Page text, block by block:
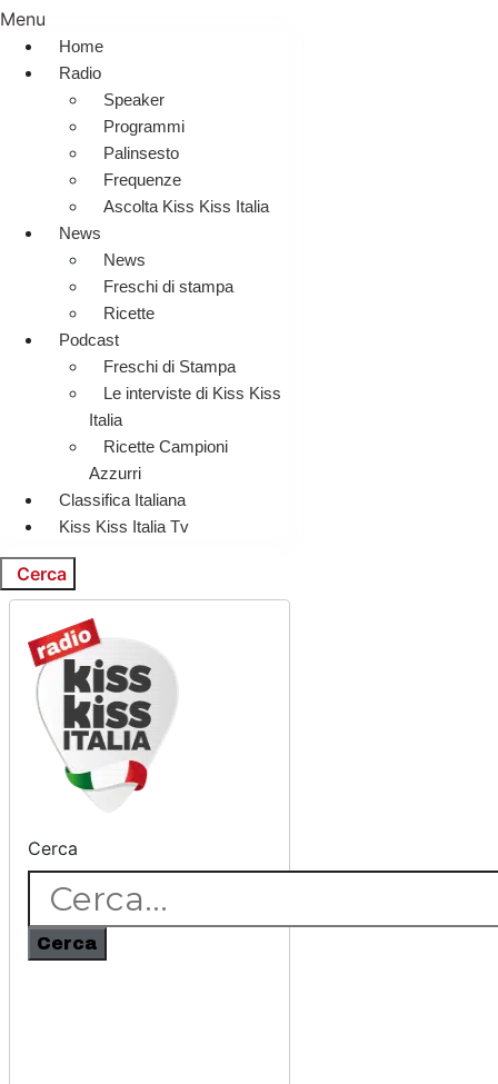
Menu
Home
Radio
Speaker
Programmi
Palinsesto
Frequenze
Ascolta Kiss Kiss Italia
News
News
Freschi di stampa
Ricette
Podcast
Freschi di Stampa
Le interviste di Kiss Kiss
Italia
Ricette Campioni
Azzurri
Classifica Italiana
Kiss Kiss Italia Tv
Cerca
Cerca
Cerca